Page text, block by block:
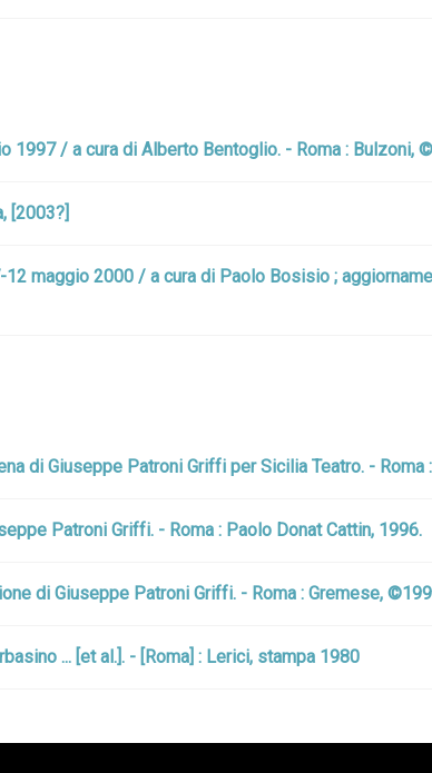
1997 / a cura di Alberto Bentoglio. - Roma : Bulzoni,
[2003?]
maggio 2000 / a cura di Paolo Bosisio ;
di Giuseppe Patroni Griffi per Sicilia Teatro. - Roma
Patroni Griffi. - Roma : Paolo Donat Cattin, 1996.
di Giuseppe Patroni Griffi. - Roma : Gremese,
... [et al.]. - [Roma] : Lerici, stampa 1980